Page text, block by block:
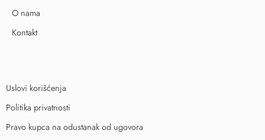
O nama
Kontakt
Uslovi korišćenja
Politika privatnosti
Pravo kupca na odustanak od ugovora